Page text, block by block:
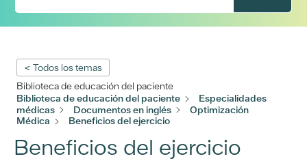
< Todos los temas
Biblioteca de educación del paciente
Biblioteca de educación del paciente
Especialidades
médicas
Documentos en inglés
Optimización
Médica
Beneficios del ejercicio
Beneficios del ejercicio